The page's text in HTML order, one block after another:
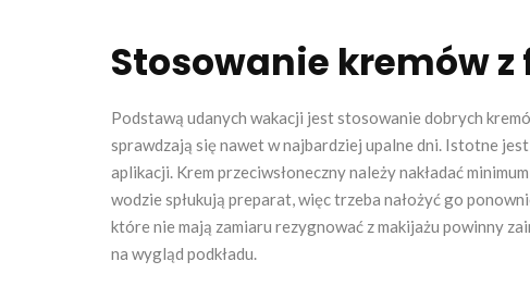
Stosowanie kremów
Podstawą udanych wakacji jest stosowanie dobrych
sprawdzają się nawet w najbardziej upalne dni. Istotne
aplikacji. Krem przeciwsłoneczny należy nakładać
wodzie spłukują preparat, więc trzeba nałożyć go
które nie mają zamiaru rezygnować z makijażu powinny
na wygląd podkładu.